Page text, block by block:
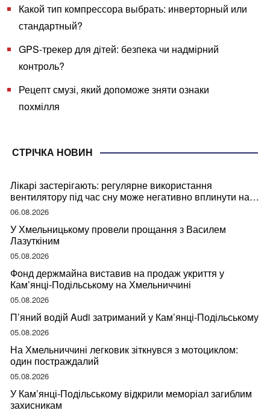
Какой тип компрессора выбрать: инверторный или
стандартный?
GPS-трекер для дітей: безпека чи надмірний
контроль?
Рецепт смузі, який допоможе зняти ознаки
похмілля
СТРІЧКА НОВИН
Лікарі застерігають: регулярне використання
вентилятору під час сну може негативно вплинути на
ваше здоров’я
06.08.2026
У Хмельницькому провели прощання з Василем
Лазуткіним
05.08.2026
Фонд держмайна виставив на продаж укриття у
Кам’янці-Подільському на Хмельниччині
05.08.2026
П’яний водій Audi затриманий у Кам’янці-Подільському
05.08.2026
На Хмельниччині легковик зіткнувся з мотоциклом:
один постраждалий
05.08.2026
У Кам’янці-Подільському відкрили меморіал загиблим
захисникам